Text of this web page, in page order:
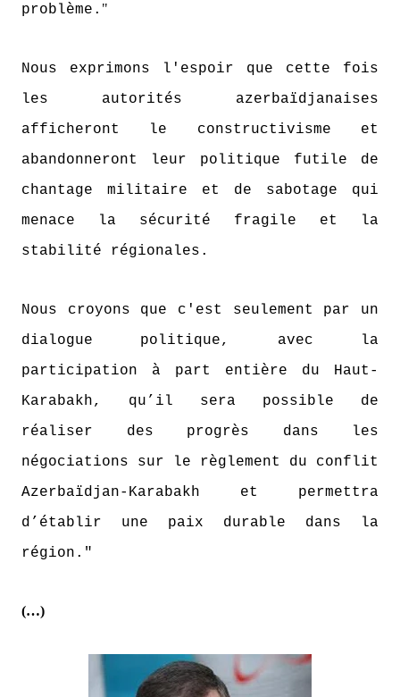
problème. "
Nous exprimons l'espoir que cette fois
les autorités azerbaïdjanaises
afficheront le constructivisme et
abandonneront leur politique futile de
chantage militaire et de sabotage qui
menace la sécurité fragile et la
stabilité régionales.
Nous croyons que c'est seulement par un
dialogue politique, avec la
participation à part entière du Haut-
Karabakh, qu’il sera possible de
réaliser des progrès dans les
négociations sur le règlement du conflit
Azerbaïdjan-Karabakh et permettra
d’établir une paix durable dans la
région."
(…)